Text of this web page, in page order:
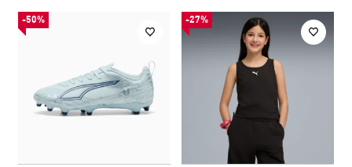
-50% -27%